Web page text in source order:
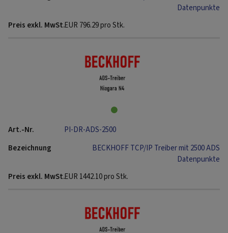
Datenpunkte
EUR 796.29pro Stk.
PI-DR-ADS-2500
BECKHOFF TCP/IP Treiber mit 2500 ADS
Datenpunkte
EUR 1442.10pro Stk.